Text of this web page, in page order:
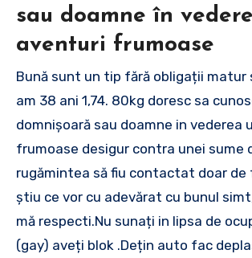
sau doamne în
aventuri frumoase
Bună sunt un tip fără obligații matur serios drăguț
am 38 ani 1,74. 80kg doresc sa
domnișoară sau doamne in vederea
frumoase desigur contra unei sume
rugămintea să fiu contactat doar de
știu ce vor cu adevărat cu bunul
mă respecti.Nu sunați in lipsa de
(gay) aveți blok .Dețin auto fac